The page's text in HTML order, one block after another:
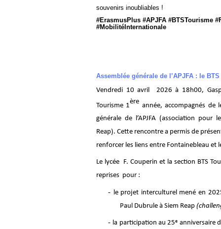
Assemblée générale de l’APJFA : le
Vendredi 10 avril 2026 à 18h00,
Tourisme 1
ère
année, accompagnés de
générale de l’APJFA (association pour
Reap). Cette rencontre a permis de
renforcer les liens entre Fontainebleau et
Le lycée F. Couperin et la section BTS
reprises pour :
- le projet interculturel mené en
Paul Dubrule à Siem Reap
- la participation au 25ᵉ anniversaire
souvenirs inoubliables !
#ErasmusPlus #APJFA #BTSTourisme
#MobilitéInternationale